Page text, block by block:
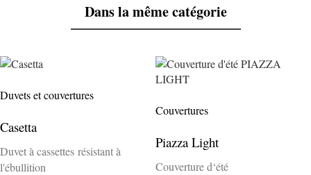
Dans la même catégorie
Duvets et couvertures
Casetta
Duvet à cassettes résistant à
l'ébullition
Couvertures
Piazza Light
Couverture d‘été